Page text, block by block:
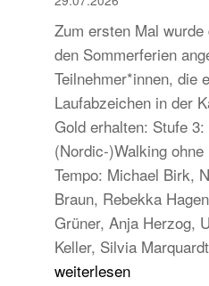
Zum ersten Mal
den Sommerferien
Teilnehmer*innen, die
Laufabzeichen in der
Gold erhalten: Stufe
(Nordic-)Walking
Tempo: Michael Birk,
Braun, Rebekka
Grüner, Anja Herzog,
Keller, Silvia
weiterlesen